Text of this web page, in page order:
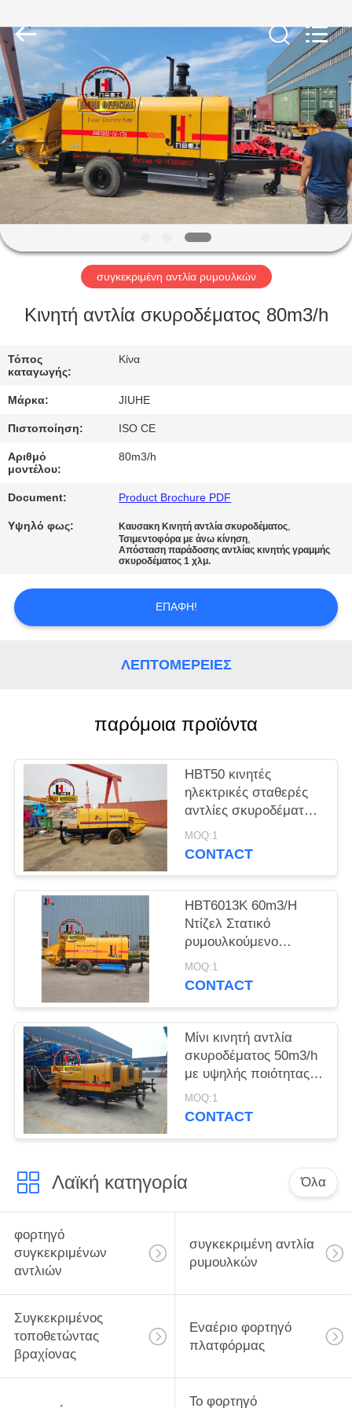
ΣΠΊΤΙ
ΠΡΟΪΌΝΤΑ
ΒΊΝΤΕΟ
VR
ΠΑΡΟΥΣΙΆΣΤΕ
ΠΕΡΊΠΟΥ
ΕΜΕΊΣ
ΓΎΡΟΣ
ΕΡΓΟΣΤΑΣΊΩΝ
ΠΟΙΟΤΙΚΌΣ
ΈΛΕΓΧΟΣ
ΕΠΑΦΉ
ΖΗΤΉΣΤΕ
ΈΝΑ
ΑΠΌΣΠΑΣΜΑ
ΠΟΛΙΤΙΚΉ
ΜΥΣΤΙΚΌΤΗΤΑΣ
Machinery
Co.,
Ltd.
All
Rights
Reserved.
συγκεκριμένη αντλία ρυμουλκών
Κινητή αντλία σκυροδέματος 80m3/h
Τόπος
καταγωγής:
Κίνα
Μάρκα: JIUHE
Πιστοποίηση: ISO CE
Αριθμό
μοντέλου:
80m3/h
Document: Product Brochure PDF
Υψηλό φως: Καυσακη Κινητή αντλία σκυροδέματος,
Τσιμεντοφόρα με άνω κίνηση,
Απόσταση παράδοσης αντλίας κινητής γραμμής
σκυροδέματος 1 χλμ.
ΕΠΑΦΉ!
ΛΕΠΤΟΜΈΡΕΙΕΣ
παρόμοια προϊόντα
HBT50 κινητές
ηλεκτρικές σταθερές
αντλίες σκυροδέματος
υδραυλική αντλία
ομαδική αντλία
αντλία ρυμουλκούμενο
αντλία σκυροδέματος
MOQ:1
CONTACT
HBT6013K 60m3/H
Ντίζελ Στατικό
ρυμουλκούμενο
Εγκατασκευασμένη
αντλία σκυροδέματος
MOQ:1
CONTACT
Μίνι κινητή αντλία
σκυροδέματος 50m3/h
με υψηλής ποιότητας
ρυμουλκούμενο αντλία
σκυροδέματος με
MOQ:1
CONTACT
Λαϊκή κατηγορία Όλα
φορτηγό
συγκεκριμένων
αντλιών
συγκεκριμένη αντλία
ρυμουλκών
Συγκεκριμένος
τοποθετώντας
βραχίονας
Εναέριο φορτηγό
πλατφόρμας
Το φορτηγό